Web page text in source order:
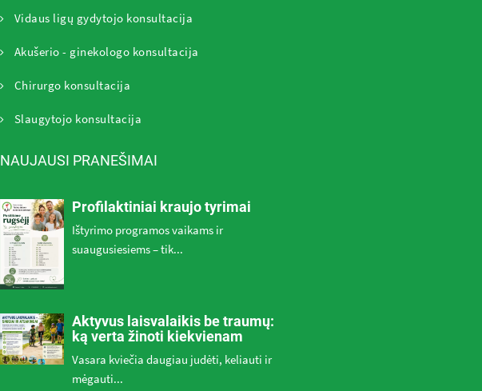
Vidaus ligų gydytojo konsultacija
Akušerio - ginekologo konsultacija
Chirurgo konsultacija
Slaugytojo konsultacija
NAUJAUSI PRANEŠIMAI
Profilaktiniai kraujo tyrimai
Ištyrimo programos vaikams ir
suaugusiesiems – tik...
Aktyvus laisvalaikis be traumų:
ką verta žinoti kiekvienam
Vasara kviečia daugiau judėti, keliauti ir
mėgauti...